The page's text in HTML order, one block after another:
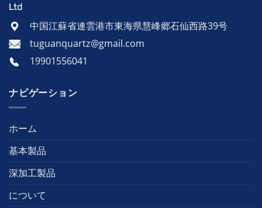
Ltd
中国江蘇省連雲港市東海県慧峰郷石仙西路39号
tuguanquartz@gmail.com
19901556041
ナビゲーション
ホーム
基本製品
深加工製品
について